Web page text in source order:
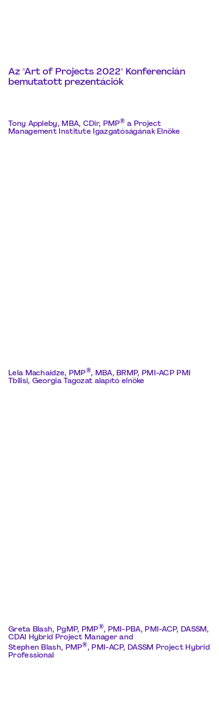
Az "Art of Projects 2022" Konferencián
bemutatott prezentációk
Tony Appleby, MBA, CDir, PMP® a Project
Management Institute IgazgatóságánakElnöke
Lela Machaidze, PMP®, MBA, BRMP, PMI-ACP PMI
Tbilisi, Georgia Tagozat alapító elnöke
Greta Blash, PgMP, PMP®, PMI-PBA, PMI-ACP, DASSM,
CDAI Hybrid ProjectManagerand
Stephen Blash, PMP®, PMI-ACP, DASSM Project Hybrid
Professional